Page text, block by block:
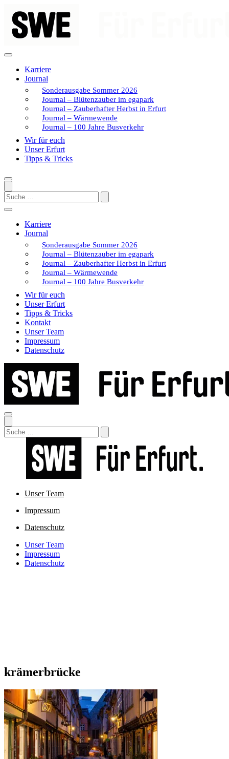
Inhalt
springen
Karriere
Journal
Sonderausgabe Sommer 2026
Journal – Blütenzauber im egapark
Journal – Zauberhafter Herbst in Erfurt
Journal – Wärmewende
Journal – 100 Jahre Busverkehr
Wir für euch
Unser Erfurt
Tipps & Tricks
Search
Karriere
Journal
Sonderausgabe Sommer 2026
Journal – Blütenzauber im egapark
Journal – Zauberhafter Herbst in Erfurt
Journal – Wärmewende
Journal – 100 Jahre Busverkehr
Wir für euch
Unser Erfurt
Tipps & Tricks
Kontakt
Unser Team
Impressum
Datenschutz
Search
Unser Team
Impressum
Datenschutz
Unser Team
Impressum
Datenschutz
krämerbrücke